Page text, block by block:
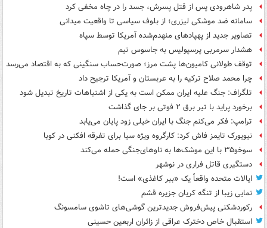
پدر شاهرودی پس از قتل پسرش، جسد را در چاه مخفی کرد
سامانه ضد موشکی لیزری؛ از بلوف سیاسی تا واقعیت میدانی
تصاویر جدید از پهپادهای منهدم‌شده آمریکا توسط سپاه
هشدار سرمربی پرسپولیس به جاسوس تیم
توقف طولانی کامیون‌ها پشت مرز؛ صورت‌حساب سنگینی که به اقتصاد می‌رسد
چرا محمد صلاح ترکیه را به عربستان و آمریکا ترجیح داد
تلگراف: جنگ علیه ایران ممکن است به یکی از اشتباهات تاریخ تبدیل شود
برخورد پراید با تیر برق ۲ فوتی بر جای گذاشت
ترامپ: فکر می‌کنم جنگ با ایران خیلی زود پایان می‌یابد
نیویورک تایمز فاش کرد: کارگروه ویژه سیا برای تفرقه افکنی در کوبا
سوخو۳۵ با این موشک‌ها به ناوهای‌جنگی حمله می‌کند
دستگیری قاتل فراری در نوشهر
ایالات متحده واقعاً یک «ببر کاغذی» است!
نمایی زیبا از تنگه کریان جزیره قشم
رکوردشکنی پیش‌فروش جدیدترین گوشی‌های تاشوی سامسونگ
استقبال خاص دخترک عراقی از زائران اربعین حسینی